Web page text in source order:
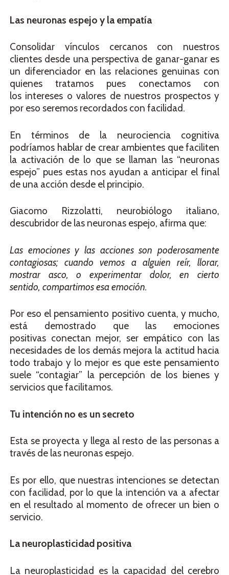
Las neuronas espejo y la empatía
Consolidar vínculos cercanos con nuestros
clientes desde una perspectiva de ganar-ganar es
un diferenciador en las relaciones genuinas con
quienes tratamos pues conectamos con
los intereses o valores de nuestros prospectos y
por eso seremos recordados con facilidad.
En términos de la neurociencia cognitiva
podríamos hablar de crear ambientes que faciliten
la activación de lo que se llaman las “neuronas
espejo” pues estas nos ayudan a anticipar el final
de una acción desde el principio.
Giacomo Rizzolatti, neurobiólogo italiano,
descubridor de las neuronas espejo, afirma que:
Las emociones y las acciones son poderosamente
contagiosas; cuando vemos a alguien reír, llorar,
mostrar asco, o experimentar dolor, en cierto
sentido, compartimos esa emoción.
Por eso el pensamiento positivo cuenta, y mucho,
está demostrado que las emociones
positivas conectan mejor, ser empático con las
necesidades de los demás mejora la actitud hacia
todo trabajo y lo mejor es que este pensamiento
suele “contagiar” la percepción de los bienes y
servicios que facilitamos.
Tu intención no es un secreto
Esta se proyecta y llega al resto de las personas a
través de las neuronas espejo.
Es por ello, que nuestras intenciones se detectan
con facilidad, por lo que la intención va a afectar
en el resultado al momento de ofrecer un bien o
servicio.
La neuroplasticidad positiva
La neuroplasticidad es la capacidad del cerebro